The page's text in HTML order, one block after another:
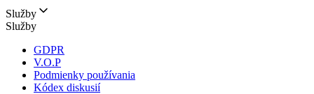
Služby
Služby
GDPR
V.O.P
Podmienky používania
Kódex diskusií